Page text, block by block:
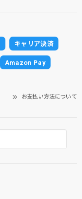
キャリア決済
Amazon Pay
お支払い方法について